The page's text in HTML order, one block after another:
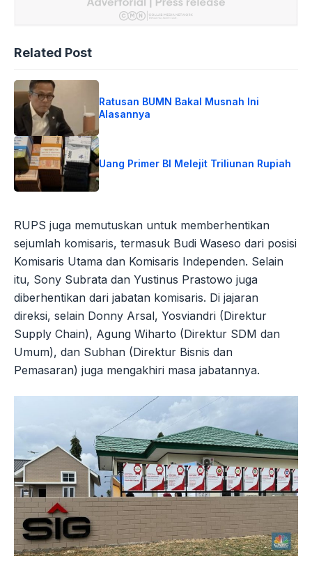
Related Post
Ratusan BUMN Bakal Musnah Ini
Alasannya
Uang Primer BI Melejit Triliunan Rupiah
RUPS juga memutuskan untuk memberhentikan
sejumlah komisaris, termasuk Budi Waseso dari posisi
Komisaris Utama dan Komisaris Independen. Selain
itu, Sony Subrata dan Yustinus Prastowo juga
diberhentikan dari jabatan komisaris. Di jajaran
direksi, selain Donny Arsal, Yosviandri (Direktur
Supply Chain), Agung Wiharto (Direktur SDM dan
Umum), dan Subhan (Direktur Bisnis dan
Pemasaran) juga mengakhiri masa jabatannya.